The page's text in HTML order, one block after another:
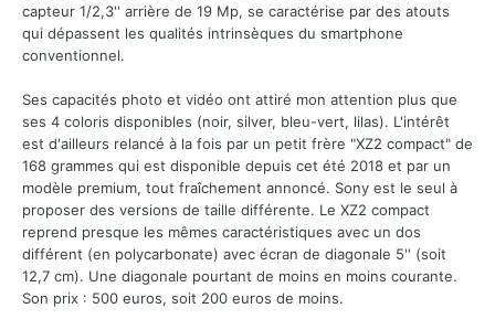
capteur 1/2,3'' arrière de 19 Mp, se caractérise par des atouts
qui dépassent les qualités intrinsèques du smartphone
conventionnel.
Ses capacités photo et vidéo ont attiré mon attention plus que
ses 4 coloris disponibles (noir, silver, bleu-vert, lilas). L'intérêt
est d'ailleurs relancé à la fois par un petit frère "XZ2 compact" de
168 grammes qui est disponible depuis cet été 2018 et par un
modèle premium, tout fraîchement annoncé. Sony est le seul à
proposer des versions de taille différente. Le XZ2 compact
reprend presque les mêmes caractéristiques avec un dos
différent (en polycarbonate) avec écran de diagonale 5'' (soit
12,7 cm). Une diagonale pourtant de moins en moins courante.
Son prix : 500 euros, soit 200 euros de moins.